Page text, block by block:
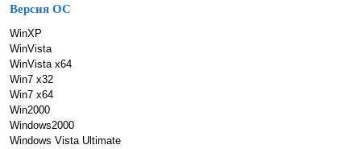
Версия ОС
WinXP
WinVista
WinVista x64
Win7 x32
Win7 x64
Win2000
Windows2000
Windows Vista Ultimate